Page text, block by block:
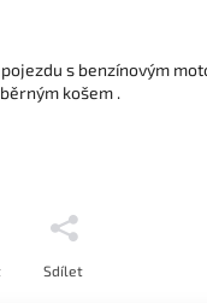
s benzínovým
košem .
Sdílet